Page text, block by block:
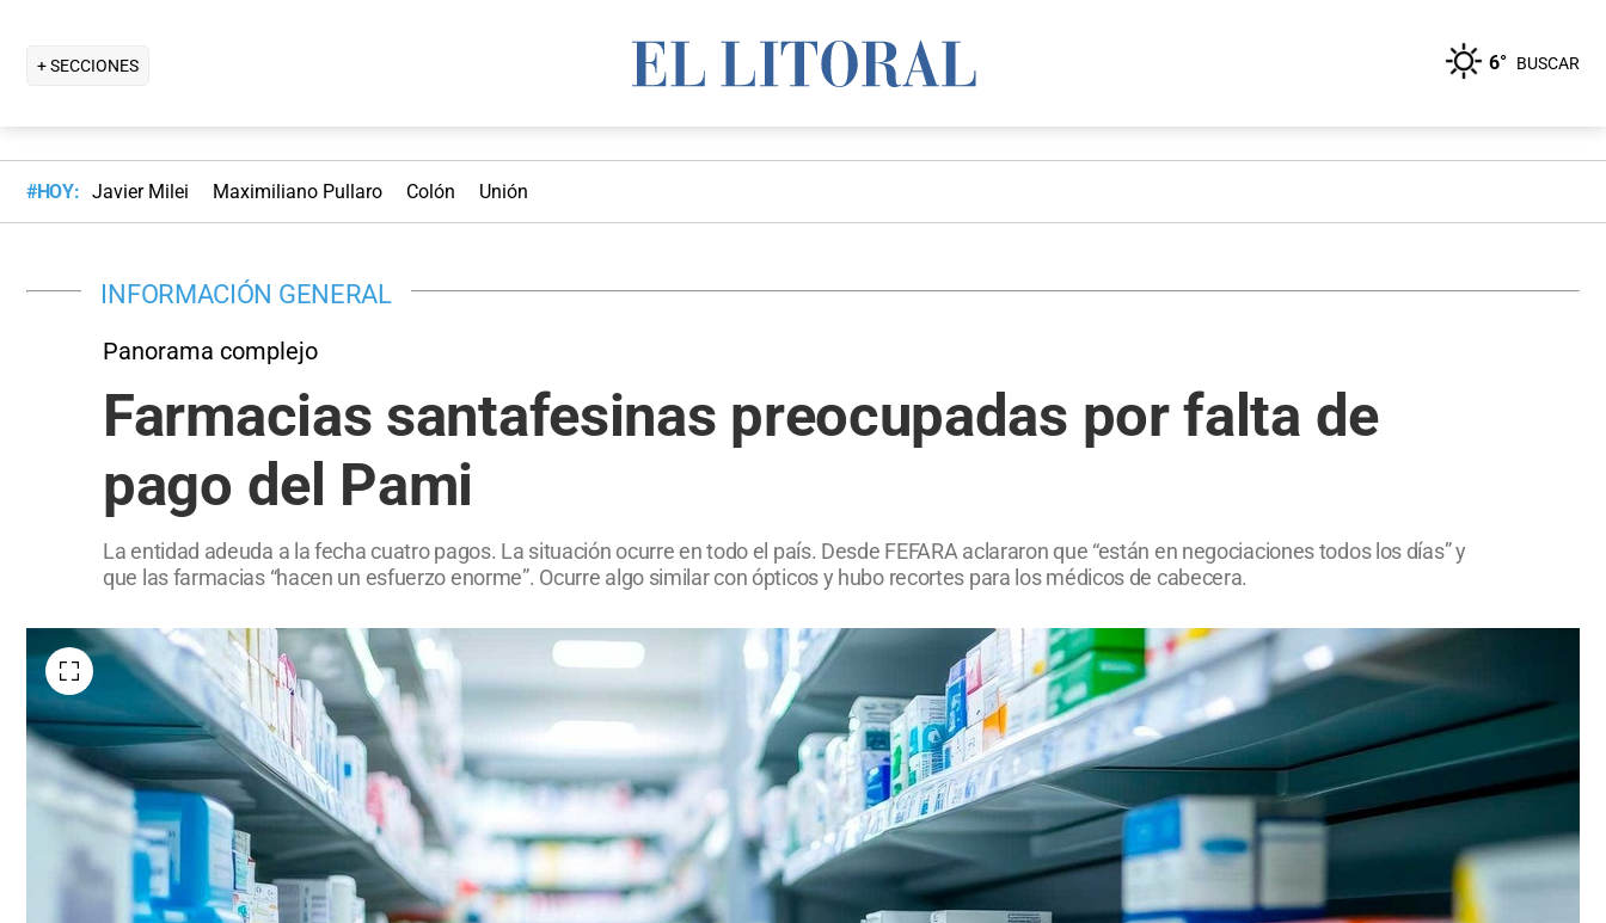
+ SECCIONES 6° BUSCAR
#HOY: Javier Milei Maximiliano Pullaro Colón Unión
INFORMACIÓN GENERAL
Panorama complejo
Farmacias santafesinas preocupadas por falta de
pago del Pami
La entidad adeuda a la fecha cuatro pagos. La situación ocurre en todo el país. Desde FEFARA aclararon que “están en negociaciones todos los días” y
que las farmacias “hacen un esfuerzo enorme”. Ocurre algo similar con ópticos y hubo recortes para los médicos de cabecera.